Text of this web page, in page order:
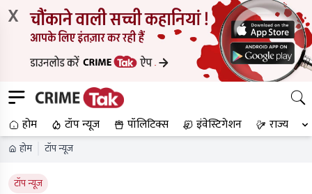
X
होम टॉप न्यूज पॉलिटिक्स इंवेस्टिगेशन राज्य
होम टॉप न्यूज
टॉप न्यूज